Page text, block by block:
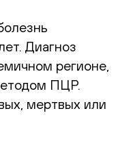
Диагноз
регионе,
ПЦР.
мертвых или